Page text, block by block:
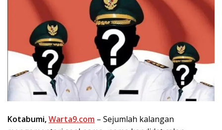
Kotabumi,Warta9.com – Sejumlah kalangan